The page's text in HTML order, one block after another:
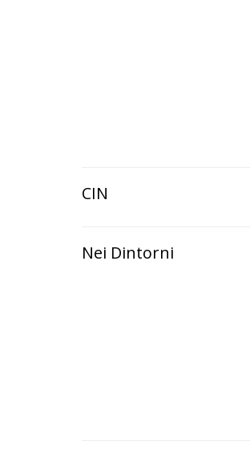
CIN
Nei Dintorni